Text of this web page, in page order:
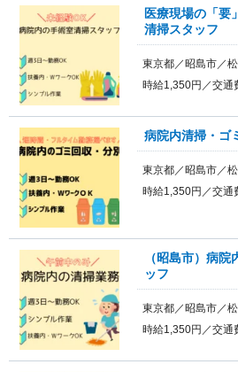
医療現場の「要
清掃スタッフ
東京都／昭島市／
時給1,350円／交通
病院内清掃・ゴ
東京都／昭島市／
時給1,350円／交通
（昭島市）病
ッフ
東京都／昭島市／
時給1,350円／交通